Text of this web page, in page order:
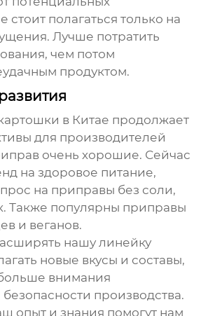
стоит полагаться только на
Лучше потратить
чем потом
продуктом.
в Китае продолжает
для производителей
очень хорошие. Сейчас
на здоровое питание,
на приправы без соли,
Также популярны приправы
и веганов.
нашу линейку
новые вкусы и составы,
внимания
производства.
опыт и знания помогут нам